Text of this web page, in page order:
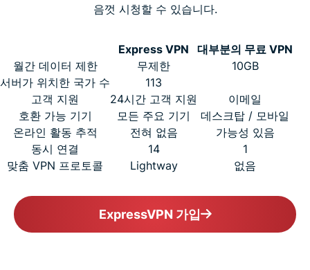
음껏 시청할 수 있습니다.
Express VPN
대부분의 무료 VPN
월간 데이터 제한
무제한
10GB
서버가 위치한 국가 수
113
고객 지원
24시간 고객 지원
이메일
호환 가능 기기
모든 주요 기기
데스크탑 / 모바일
온라인 활동 추적
전혀 없음
가능성 있음
동시 연결
14
1
맞춤 VPN 프로토콜
Lightway 없음
ExpressVPN 가입